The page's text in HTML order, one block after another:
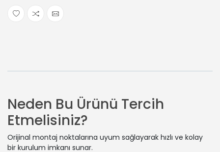
Neden Bu Ürünü Tercih
Etmelisiniz?
Orijinal montaj noktalarına uyum sağlayarak hızlı ve kolay
bir kurulum imkanı sunar.